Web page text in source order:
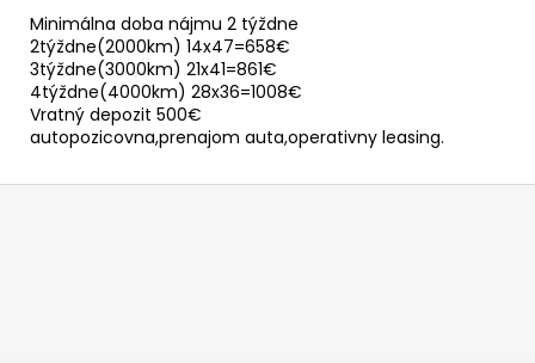
Minimálna doba nájmu 2 týždne
2týždne(2000km) 14x47=658€
3týždne(3000km) 21x41=861€
4týždne(4000km) 28x36=1008€
Vratný depozit 500€
autopozicovna,prenajom auta,operativny leasing.
Z